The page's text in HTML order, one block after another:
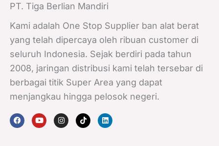
PT. Tiga Berlian Mandiri
Kami adalah One Stop Supplier ban alat berat
yang telah dipercaya oleh ribuan customer di
seluruh Indonesia. Sejak berdiri pada tahun
2008, jaringan distribusi kami telah tersebar di
berbagai titik Super Area yang dapat
menjangkau hingga pelosok negeri.
a
c
e
o
u
t
n
s
t
i
k
t
i
n
k